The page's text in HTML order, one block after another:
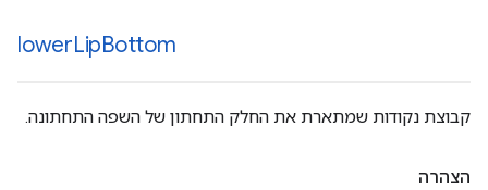
lowerLipBottom
קבוצת נקודות שמתארת את החלק התחתון של השפה התחתונה.
הצהרה